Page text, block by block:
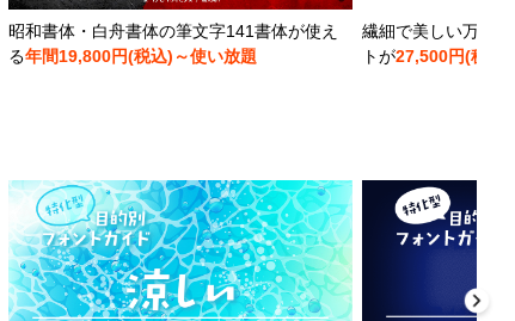
昭和書体・白舟書体の筆文字141書体が使え
る年間19,800円(税込)～使い放題
繊細で美しい万年
トが27,500円(税込)